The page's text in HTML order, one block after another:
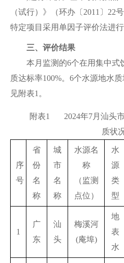
（试行）》（环办〔2011〕22
特定项目采用单因子评价法进行
三、评价结果
本月监测的6个在用集中式
质达标率100%。6个水源地水
见附表1。
附表1 2024年7月汕头市
质状
序
号
省
份
名
称
城
市
名
称
水源名
称
（监测
点位）
水
源
类
型
1
广
东
汕
头
梅溪河
(庵埠)
地
表
水